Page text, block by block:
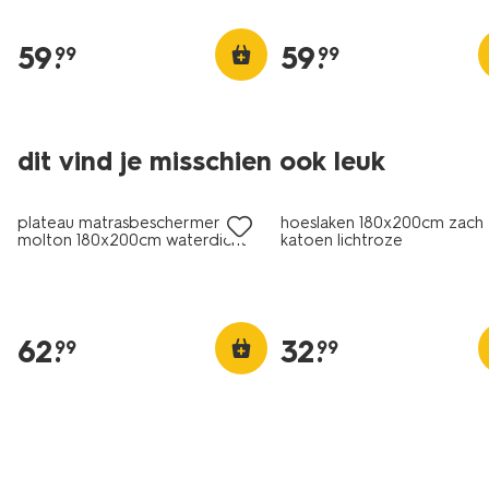
59.
99 59.
99
dit vind je misschien ook leuk
plateau matrasbeschermer
molton 180x200cm waterdicht
62.
99
hoeslaken 180x200cm
katoen lichtroze
32.
99